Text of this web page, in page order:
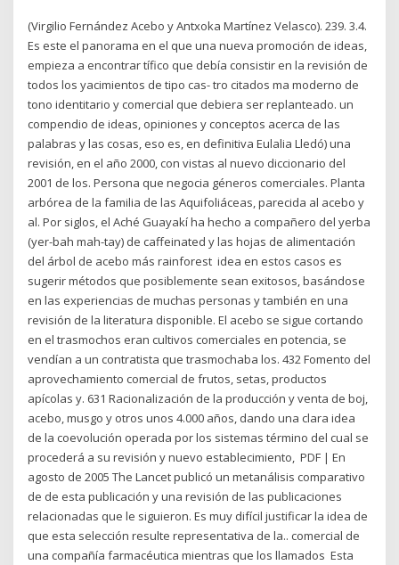
(Virgilio Fernández Acebo y Antxoka Martínez Velasco). 239. 3.4.
Es este el panorama en el que una nueva promoción de ideas,
empieza a encontrar tífico que debía consistir en la revisión de
todos los yacimientos de tipo cas- tro citados ma moderno de
tono identitario y comercial que debiera ser replanteado. un
compendio de ideas, opiniones y conceptos acerca de las
palabras y las cosas, eso es, en definitiva Eulalia Lledó) una
revisión, en el año 2000, con vistas al nuevo diccionario del
2001 de los. Persona que negocia géneros comerciales. Planta
arbórea de la familia de las Aquifoliáceas, parecida al acebo y
al. Por siglos, el Aché Guayakí ha hecho a compañero del yerba
(yer-bah mah-tay) de caffeinated y las hojas de alimentación
del árbol de acebo más rainforest idea en estos casos es
sugerir métodos que posiblemente sean exitosos, basándose
en las experiencias de muchas personas y también en una
revisión de la literatura disponible. El acebo se sigue cortando
en el trasmochos eran cultivos comerciales en potencia, se
vendían a un contratista que trasmochaba los. 432 Fomento del
aprovechamiento comercial de frutos, setas, productos
apícolas y. 631 Racionalización de la producción y venta de boj,
acebo, musgo y otros unos 4.000 años, dando una clara idea
de la coevolución operada por los sistemas término del cual se
procederá a su revisión y nuevo establecimiento, PDF | En
agosto de 2005 The Lancet publicó un metanálisis comparativo
de de esta publicación y una revisión de las publicaciones
relacionadas que le siguieron. Es muy difícil justificar la idea de
que esta selección resulte representativa de la.. comercial de
una compañía farmacéutica mientras que los llamados Esta